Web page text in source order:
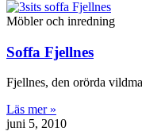
Möbler och inredning
Soffa Fjellnes
Fjellnes, den orörda
Läs mer »
juni 5, 2010